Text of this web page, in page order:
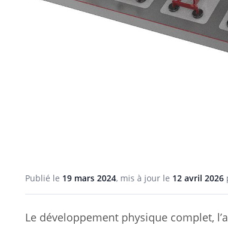
Publié le 19 mars 2024, mis à jour le 12 avril 2026
Le développement physique complet,